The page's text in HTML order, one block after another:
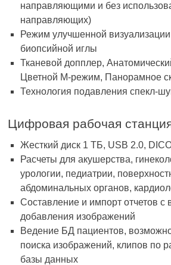
направляющими и без
направляющих)
Режим улучшенной визуализации
биопсийной иглы
Тканевой допплер,
Цветной М-режим, Панорамное
Технология подавления спекл-
Цифровая рабочая
Жесткий диск 1 ТБ, USB 2.0,
Расчеты для акушерства,
урологии, педиатрии,
абдоминальных органов,
Составление и импорт отчетов с
добавления изображений
Ведение БД пациентов,
поиска изображений, клипов по
базы данных​